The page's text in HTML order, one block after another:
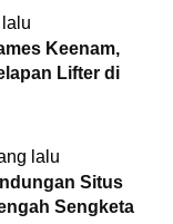
Keenam,
Lifter di
lalu
Situs
Sengketa